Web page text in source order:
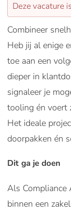
Deze vacature
Combineer
Heb jij al enige
toe aan een
dieper in
signaleer je
tooling én voert
Het ideale
doorpakken én
Dit ga je doen
Als Compliance
binnen een